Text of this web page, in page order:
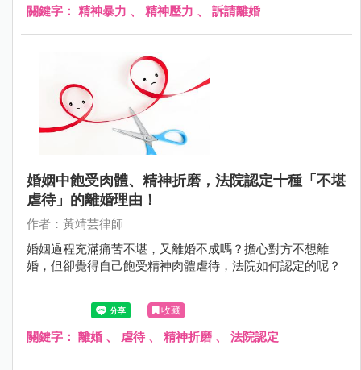
新思考：在親密關係中，什麼才是真正的愛與尊重？
關鍵字： 精神暴力 、 精神壓力 、 訴請離婚
婚姻中飽受肉體、精神折磨，法院認定十種「不堪
虐待」的離婚理由！
作者：黃靖芸律師
婚姻過程充滿痛苦不堪，又離婚不成嗎？擔心對方不想離
婚，但卻覺得自己飽受精神肉體虐待，法院如何認定的呢？
收藏
關鍵字： 離婚 、 虐待 、 精神折磨 、 法院認定